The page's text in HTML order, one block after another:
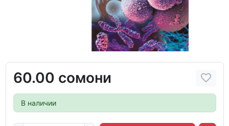
60.00 сомони
В наличии